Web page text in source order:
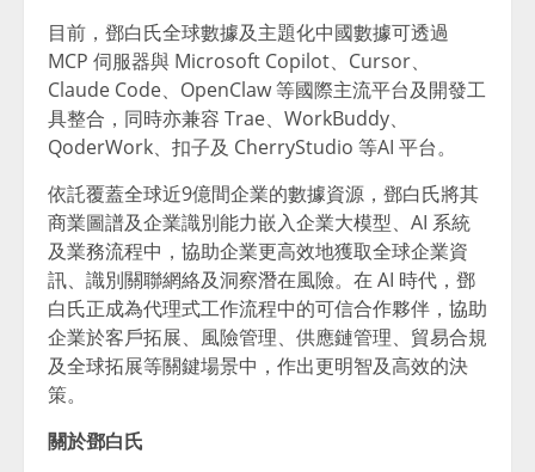
目前，鄧白氏全球數據及主題化中國數據可透過
MCP 伺服器與 Microsoft Copilot、Cursor、
Claude Code、OpenClaw 等國際主流平台及開發工
具整合，同時亦兼容 Trae、WorkBuddy、
QoderWork、扣子及 CherryStudio 等AI 平台。
依託覆蓋全球近9億間企業的數據資源，鄧白氏將其
商業圖譜及企業識別能力嵌入企業大模型、AI 系統
及業務流程中，協助企業更高效地獲取全球企業資
訊、識別關聯網絡及洞察潛在風險。在 AI 時代，鄧
白氏正成為代理式工作流程中的可信合作夥伴，協助
企業於客戶拓展、風險管理、供應鏈管理、貿易合規
及全球拓展等關鍵場景中，作出更明智及高效的決
策。
關於鄧白氏